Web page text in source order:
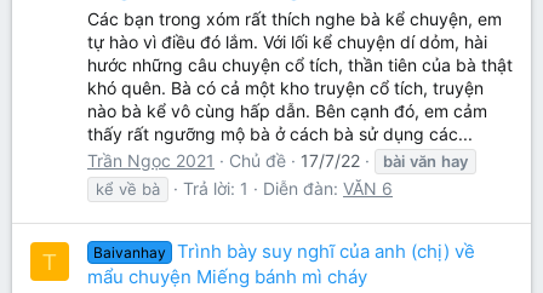
Các bạn trong xóm rất thích nghe bà kể chuyện, em
tự hào vì điều đó lắm. Với lối kể chuyện dí dỏm, hài
hước những câu chuyện cổ tích, thần tiên của bà thật
khó quên. Bà có cả một kho truyện cổ tích, truyện
nào bà kể vô cùng hấp dẫn. Bên cạnh đó, em cảm
thấy rất ngưỡng mộ bà ở cách bà sử dụng các...
Trần Ngọc 2021
Chủ đề 17/7/22 bài văn hay
kể về bà
Trả lời: 1 Diễn đàn: VĂN 6
T Baivanhay
Trình bày suy nghĩ của anh (chị) về
mẩu chuyện Miếng bánh mì cháy